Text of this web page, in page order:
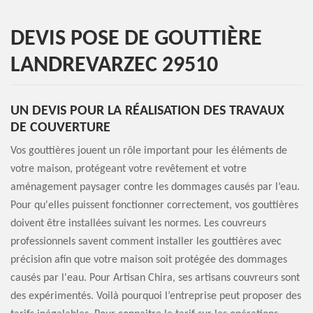
DEVIS POSE DE GOUTTIÈRE
LANDREVARZEC 29510
UN DEVIS POUR LA RÉALISATION DES TRAVAUX
DE COUVERTURE
Vos gouttières jouent un rôle important pour les éléments de
votre maison, protégeant votre revêtement et votre
aménagement paysager contre les dommages causés par l’eau.
Pour qu'elles puissent fonctionner correctement, vos gouttières
doivent être installées suivant les normes. Les couvreurs
professionnels savent comment installer les gouttières avec
précision afin que votre maison soit protégée des dommages
causés par l'eau. Pour Artisan Chira, ses artisans couvreurs sont
des expérimentés. Voilà pourquoi l’entreprise peut proposer des